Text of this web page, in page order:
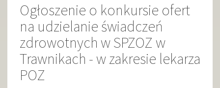
Ogłoszenie o konkursie ofert
na udzielanie świadczeń
zdrowotnych w SPZOZ w
Trawnikach - w zakresie lekarza
POZ